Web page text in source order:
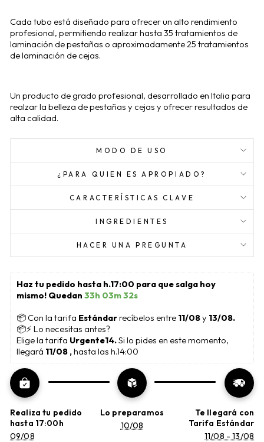
Cada tubo está diseñado para ofrecer un alto rendimiento
profesional, permitiendo realizar hasta 35 tratamientos de
laminación de pestañas o aproximadamente 25 tratamientos
de laminación de cejas.
Un producto de grado profesional, desarrollado en Italia para
realzar la belleza de pestañas y cejas y ofrecer resultados de
alta calidad.
MODO DE USO
¿PARA QUIEN ES APROPIADO?
CARACTERÍSTICAS CLAVE
INGREDIENTES
HACER UNA PREGUNTA
Haz tu pedido hasta h.17:00 para que salga hoy
mismo! Quedan 33h 03m 32s
📦 Con la tarifa Estándar recíbelos entre 11/08 y 13/08.
📦⚡ Lo necesitas antes?
Elige la tarifa Urgente14. Si lo pides en este momento,
llegará 11/08 , hasta las h.14:00
Realiza tu pedido
hasta 17:00h
09/08
Lo preparamos
10/08
Te llegará con
Tarifa Estándar
11/08 - 13/08